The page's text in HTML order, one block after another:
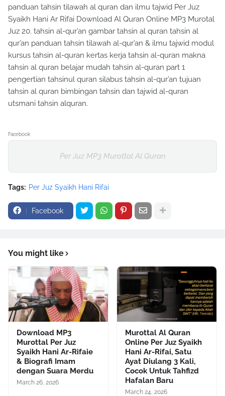
panduan tahsin tilawah al quran dan ilmu tajwid Per Juz
Syaikh Hani Ar Rifai Download Al Quran Online MP3 Murotal
Juz 20. tahsin al-qur’an gambar tahsin al quran tahsin al
qur’an panduan tahsin tilawah al-qur’an & ilmu tajwid modul
kursus tahsin al-quran kertas kerja tahsin al-quran makna
tahsin al quran belajar mudah tahsin al-quran part 1
pengertian tahsinul quran silabus tahsin al-qur’an tujuan
tahsin al quran bimbingan tahsin dan tajwid al-quran
utsmani tahsin alquran.
Facebook
Per Juz MP3 Murottal Al Quran
Tags: Per Juz Syaikh Hani Rifai
Facebook
You might like
Download MP3
Murottal Per Juz
Syaikh Hani Ar-Rifaie
& Biografi Imam
dengan Suara Merdu
March 26, 2026
Murottal Al Quran
Online Per Juz Syaikh
Hani Ar-Rifai, Satu
Ayat Diulang 3 Kali,
Cocok Untuk Tahfizd
Hafalan Baru
March 24, 2026